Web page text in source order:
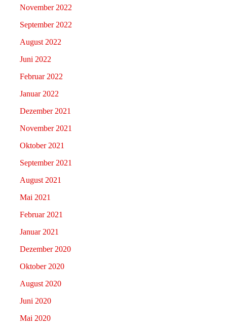
November 2022
September 2022
August 2022
Juni 2022
Februar 2022
Januar 2022
Dezember 2021
November 2021
Oktober 2021
September 2021
August 2021
Mai 2021
Februar 2021
Januar 2021
Dezember 2020
Oktober 2020
August 2020
Juni 2020
Mai 2020